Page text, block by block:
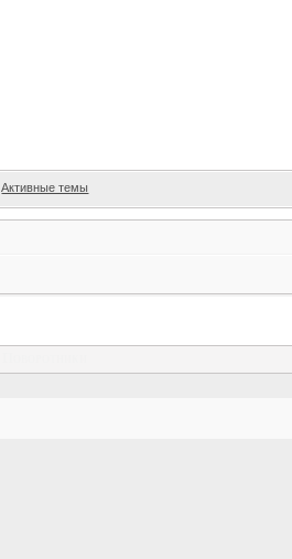
Активные темы